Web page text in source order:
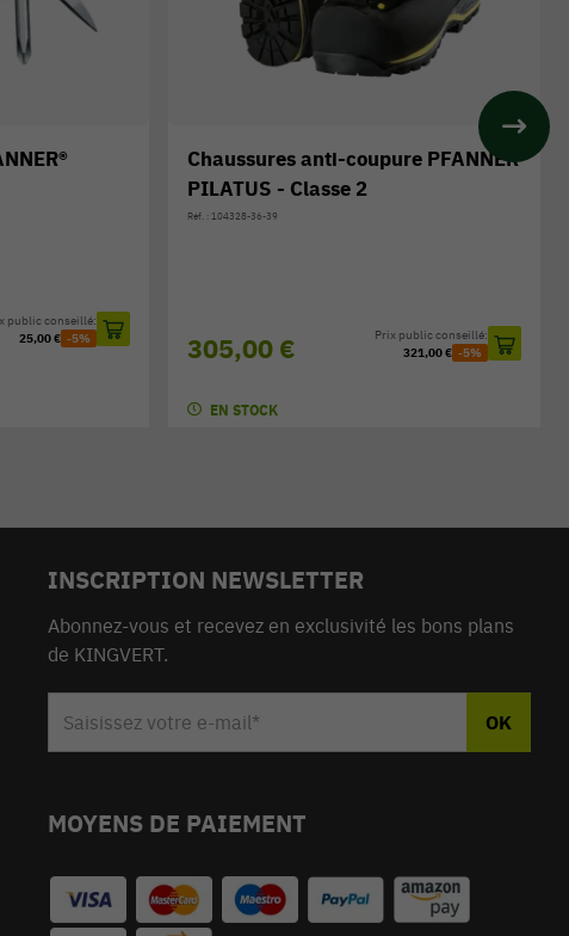
public conseillé:
25,00 € -5%
Chaussures anti-coupure PFANNER
PILATUS - Classe 2
Réf. : 104328-36-39
305,00 €
Prix public conseillé:
321,00 € -5%
EN STOCK
INSCRIPTION NEWSLETTER
Abonnez-vous et recevez en exclusivité les bons plans
de KINGVERT.
MOYENS DE PAIEMENT